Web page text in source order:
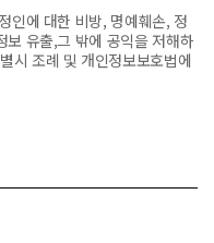
인에 대한 비방, 명예훼손, 정
보 유출,그 밖에 공익을 저해하
시 조례 및 개인정보보호법에